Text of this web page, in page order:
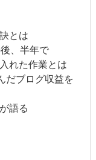
とは
、半年で
れた作業とは
だブログ収益を
語る